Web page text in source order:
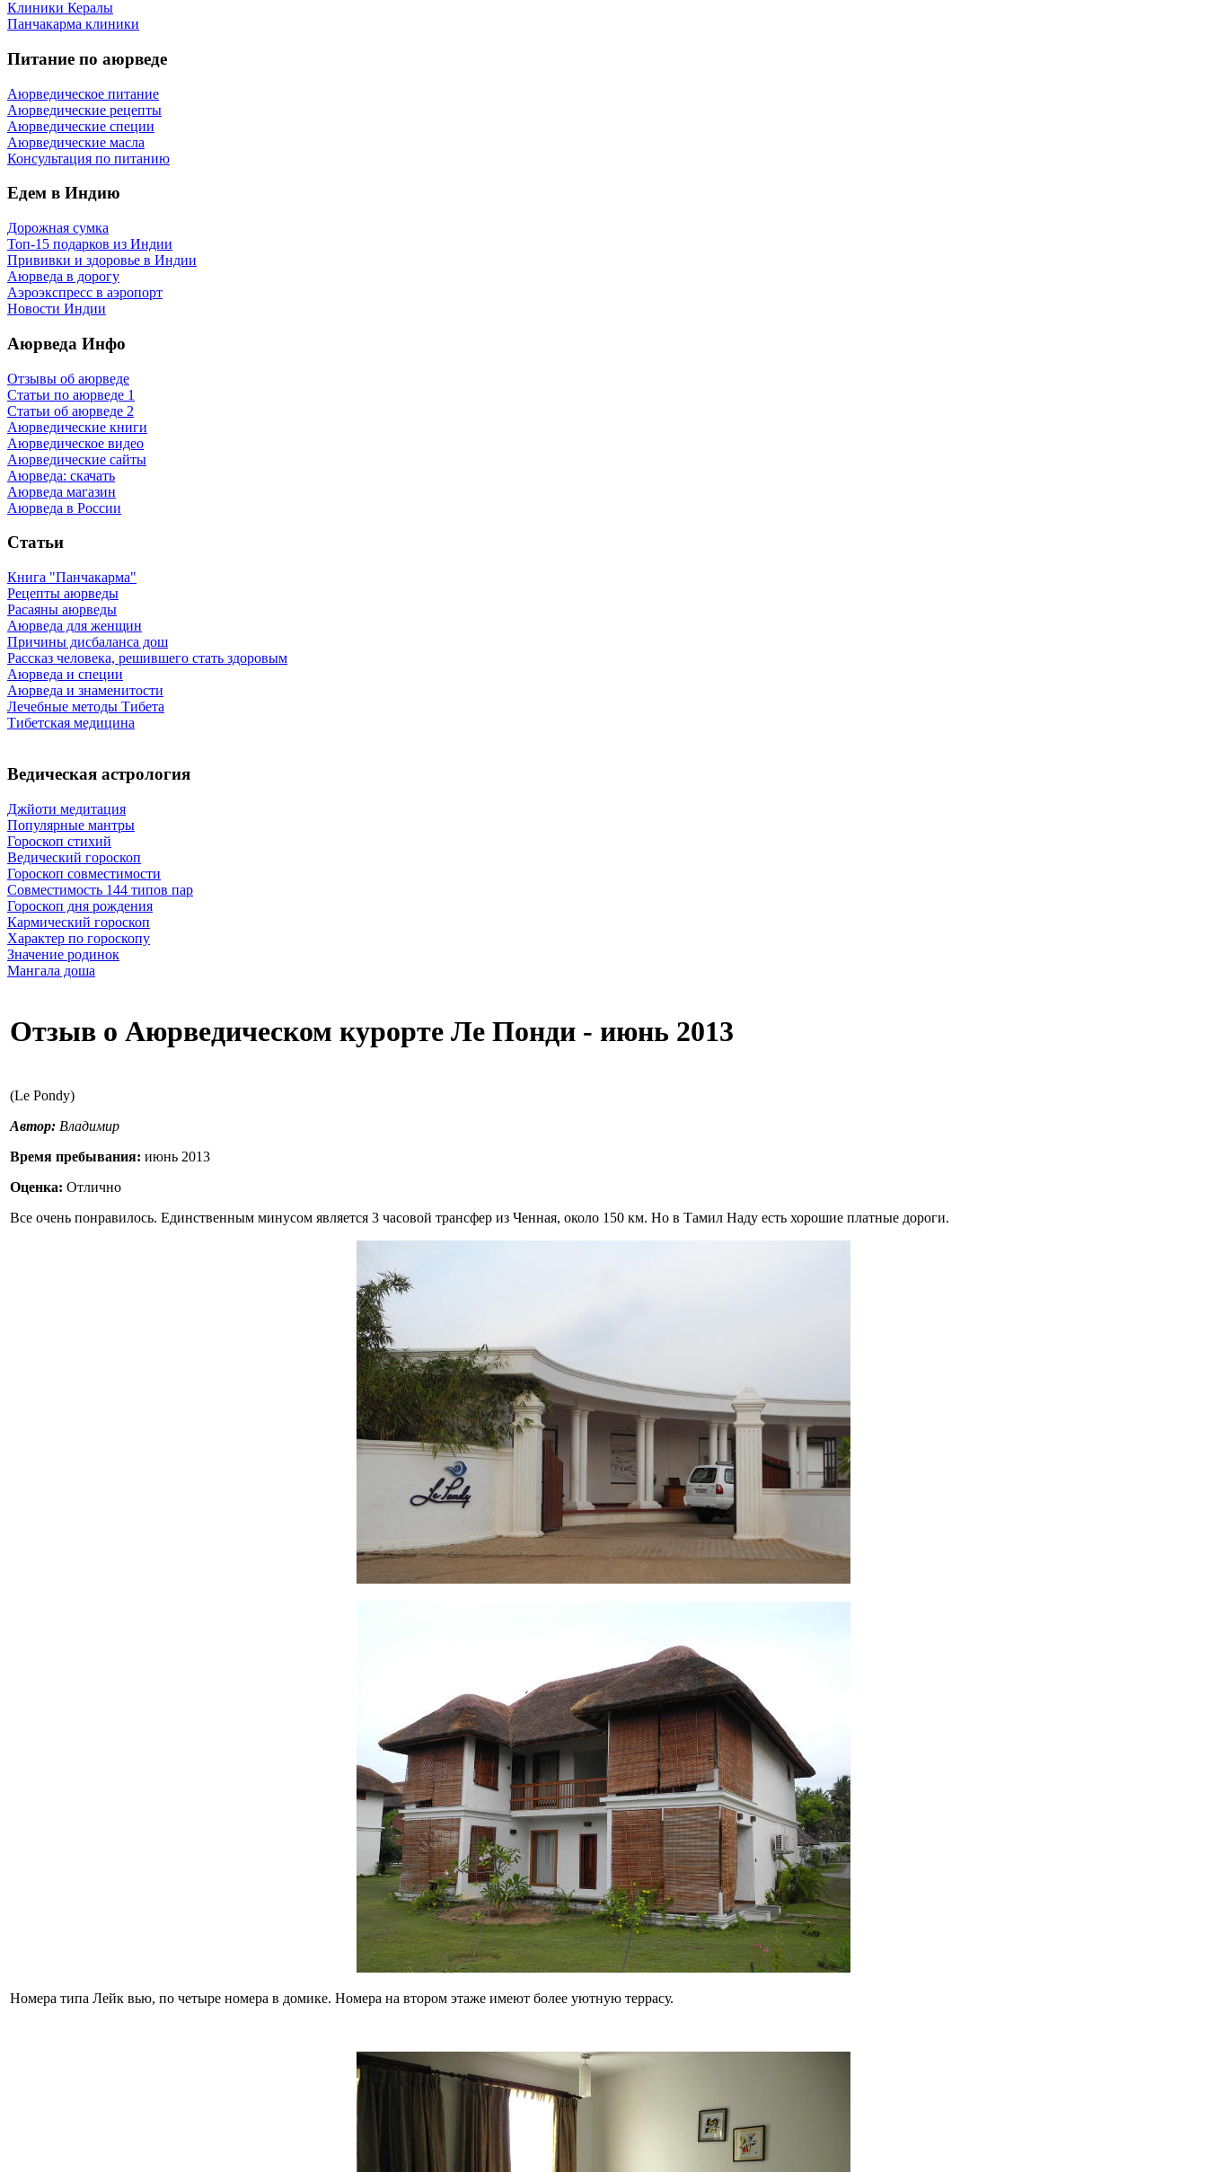
Клиники Кералы
Панчакарма клиники
Питание по аюрведе
Аюрведическое питание
Аюрведические рецепты
Аюрведические специи
Аюрведические масла
Консультация по питанию
Едем в Индию
Дорожная сумка
Топ-15 подарков из Индии
Прививки и здоровье в Индии
Аюрведа в дорогу
Аэроэкспресс в аэропорт
Новости Индии
Аюрведа Инфо
Отзывы об аюрведе
Статьи по аюрведе 1
Статьи об аюрведе 2
Аюрведические книги
Аюрведическое видео
Аюрведические сайты
Аюрведа: скачать
Аюрведа магазин
Аюрведа в России
Статьи
Книга "Панчакарма"
Рецепты аюрведы
Расаяны аюрведы
Аюрведа для женщин
Причины дисбаланса дош
Рассказ человека, решившего стать здоровым
Аюрведа и специи
Аюрведа и знаменитости
Лечебные методы Тибета
Тибетская медицина
Ведическая астрология
Джйоти медитация
Популярные мантры
Гороскоп стихий
Ведический гороскоп
Гороскоп совместимости
Совместимость 144 типов пар
Гороскоп дня рождения
Кармический гороскоп
Характер по гороскопу
Значение родинок
Мангала доша
Отзыв о Аюрведическом курорте Ле Понди - июнь 2013
(Le Pondy)
Автор: Владимир
Время пребывания: июнь 2013
Оценка: Отлично
Все очень понравилось. Единственным минусом является 3 часовой трансфер из Ченная, около 150 км. Но в Тамил Наду есть хорошие платные дороги.
Номера типа Лейк вью, по четыре номера в домике. Номера на втором этаже имеют более уютную террасу.